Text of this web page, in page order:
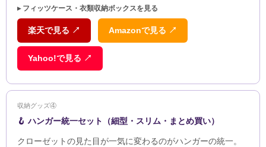
▸ フィッツケース・衣類収納ボックスを見る
楽天で見る ↗ Amazonで見る ↗
Yahoo!で見る ↗
収納グッズ④
🪝 ハンガー統一セット（細型・スリム・まとめ買い）
クローゼットの見た目が一気に変わるのがハンガーの統一。